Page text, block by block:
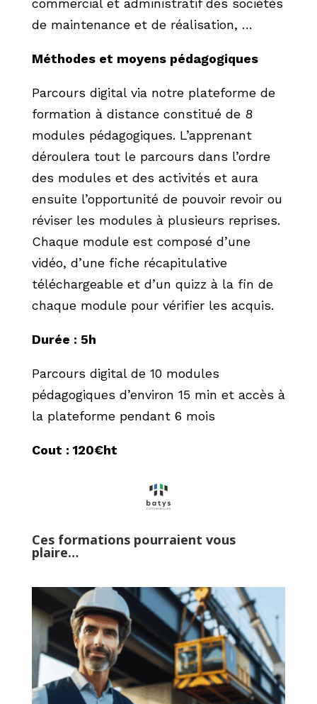
commercial et administratif des sociétés
de maintenance et de réalisation, …
Méthodes et moyens pédagogiques
Parcours digital via notre plateforme de
formation à distance constitué de 8
modules pédagogiques. L’apprenant
déroulera tout le parcours dans l’ordre
des modules et des activités et aura
ensuite l’opportunité de pouvoir revoir ou
réviser les modules à plusieurs reprises.
Chaque module est composé d’une
vidéo, d’une fiche récapitulative
téléchargeable et d’un quizz à la fin de
chaque module pour vérifier les acquis.
Durée : 5h
Parcours digital de 10 modules
pédagogiques d’environ 15 min et accès à
la plateforme pendant 6 mois
Cout : 120€ht
Ces formations pourraient vous
plaire…